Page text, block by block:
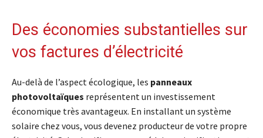
Des économies substantielles sur
vos factures d’électricité
Au-delà de l’aspect écologique, les panneaux
photovoltaïques représentent un investissement
économique très avantageux. En installant un système
solaire chez vous, vous devenez producteur de votre propre